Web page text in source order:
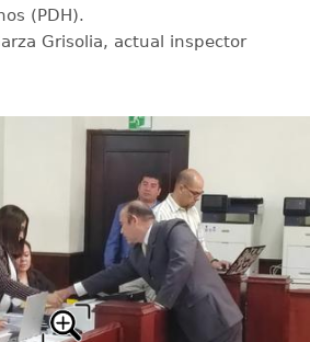
(PDH).
Grisolia, actual inspector